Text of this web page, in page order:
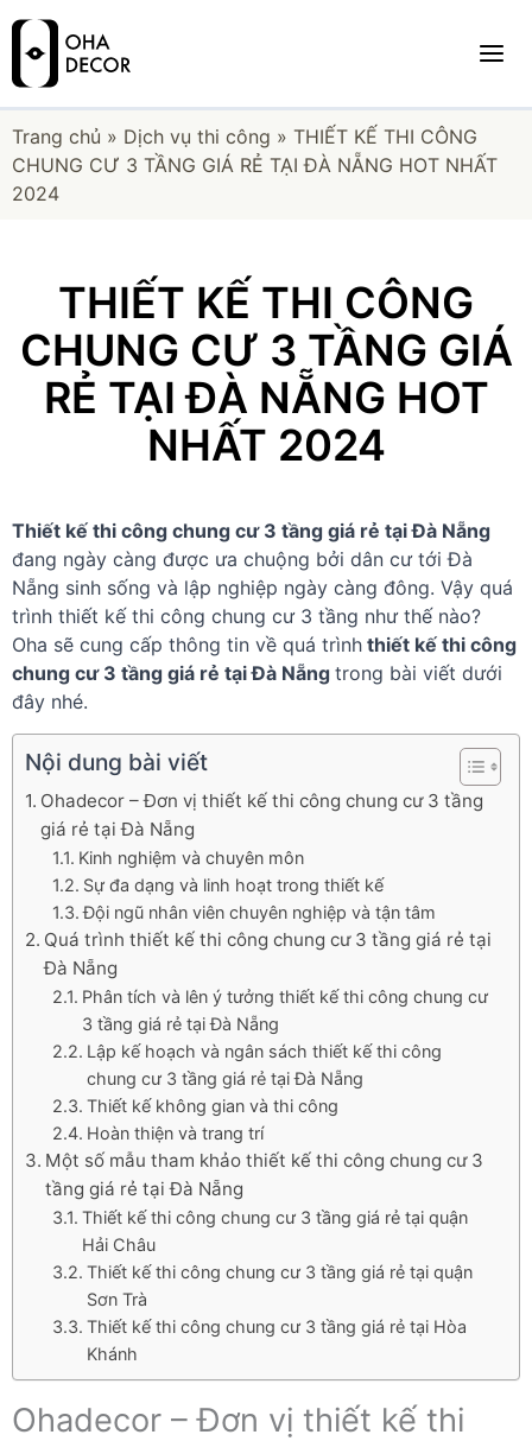
Trang chủ » Dịch vụ thi công » THIẾT KẾ THI CÔNG
CHUNG CƯ 3 TẦNG GIÁ RẺ TẠI ĐÀ NẴNG HOT NHẤT
2024
THIẾT KẾ THI CÔNG
CHUNG CƯ 3 TẦNG GIÁ
RẺ TẠI ĐÀ NẴNG HOT
NHẤT 2024
Thiết kế thi công chung cư 3 tầng giá rẻ tại Đà Nẵng
đang ngày càng được ưa chuộng bởi dân cư tới Đà
Nẵng sinh sống và lập nghiệp ngày càng đông. Vậy quá
trình thiết kế thi công chung cư 3 tầng như thế nào?
Oha sẽ cung cấp thông tin về quá trình thiết kế thi công
chung cư 3 tầng giá rẻ tại Đà Nẵng trong bài viết dưới
đây nhé.
Nội dung bài viết
Ohadecor – Đơn vị thiết kế thi công chung cư 3 tầng
giá rẻ tại Đà Nẵng
Kinh nghiệm và chuyên môn
Sự đa dạng và linh hoạt trong thiết kế
Đội ngũ nhân viên chuyên nghiệp và tận tâm
Quá trình thiết kế thi công chung cư 3 tầng giá rẻ tại
Đà Nẵng
Phân tích và lên ý tưởng thiết kế thi công chung cư
3 tầng giá rẻ tại Đà Nẵng
Lập kế hoạch và ngân sách thiết kế thi công
chung cư 3 tầng giá rẻ tại Đà Nẵng
Thiết kế không gian và thi công
Hoàn thiện và trang trí
Một số mẫu tham khảo thiết kế thi công chung cư 3
tầng giá rẻ tại Đà Nẵng
Thiết kế thi công chung cư 3 tầng giá rẻ tại quận
Hải Châu
Thiết kế thi công chung cư 3 tầng giá rẻ tại quận
Sơn Trà
Thiết kế thi công chung cư 3 tầng giá rẻ tại Hòa
Khánh
Ohadecor – Đơn vị thiết kế thi